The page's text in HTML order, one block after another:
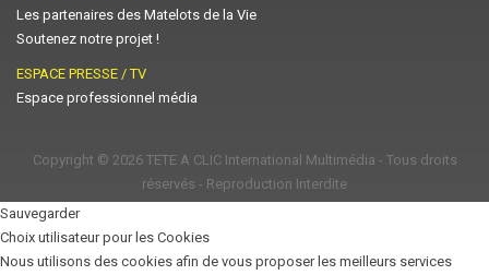
Les partenaires des Matelots de la Vie
Soutenez notre projet !
ESPACE PRESSE / TV
Espace professionnel média
Copyright © 2026 TETE A CLIC International Multimédia - Tous droits
réservés - Reproduction Interdite
Sauvegarder
Choix utilisateur pour les Cookies
Nous utilisons des cookies afin de vous proposer les meilleurs services